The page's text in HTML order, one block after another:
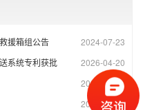
2024-07-23
援箱组公告
2026-04-20
系统专利获批
2025-03-25
2025-02-27